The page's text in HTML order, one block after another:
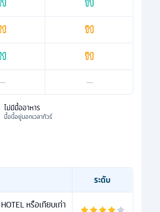
—
ไม่มีมื้ออาหาร
มื้อนี้อยู่นอกเวลาทัวร์
ระดับ
หรือเทียบเท่า